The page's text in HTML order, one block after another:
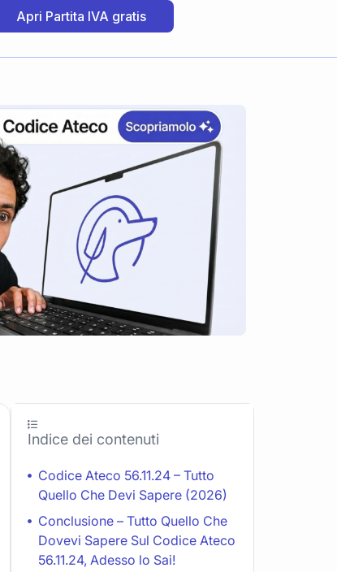
Apri Partita IVA gratis
Indice dei contenuti
Codice Ateco 56.11.24 – Tutto
Quello Che Devi Sapere (2026)
Conclusione – Tutto Quello Che
Dovevi Sapere Sul Codice Ateco
56.11.24, Adesso lo Sai!